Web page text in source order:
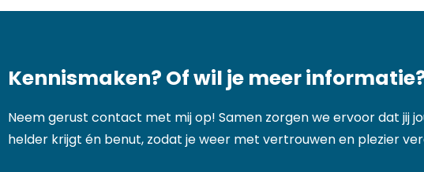
Kennismaken? Of wil je meer
Neem gerust contact met mij op! Samen zorgen we ervoor dat jij
helder krijgt én benut, zodat je weer met vertrouwen en plezier